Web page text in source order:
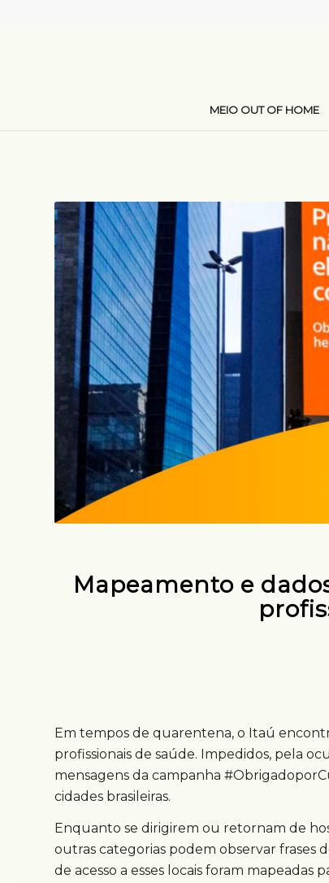
MEIO OUT OF HOME
Mapeamento e
Em tempos de quarentena, o Itaú
profissionais de saúde. Impedidos, pela
mensagens da campanha
cidades brasileiras.
Enquanto se dirigirem ou retornam de
outras categorias podem observar frases
de acesso a esses locais foram mapeadas